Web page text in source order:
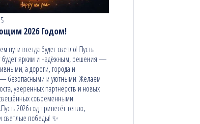
2026 Годом!
пути всегда будет светло! Пусть
будет ярким и надёжным, решения —
а дороги, города и
— безопасными и уютными. Желаем
уверенных партнёрств и новых
современными
2026 год принесёт тепло,
светлые победы! ✨